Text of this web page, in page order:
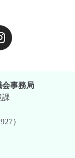
会事務局
課
）